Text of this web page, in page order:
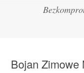
Bojan Zimowe